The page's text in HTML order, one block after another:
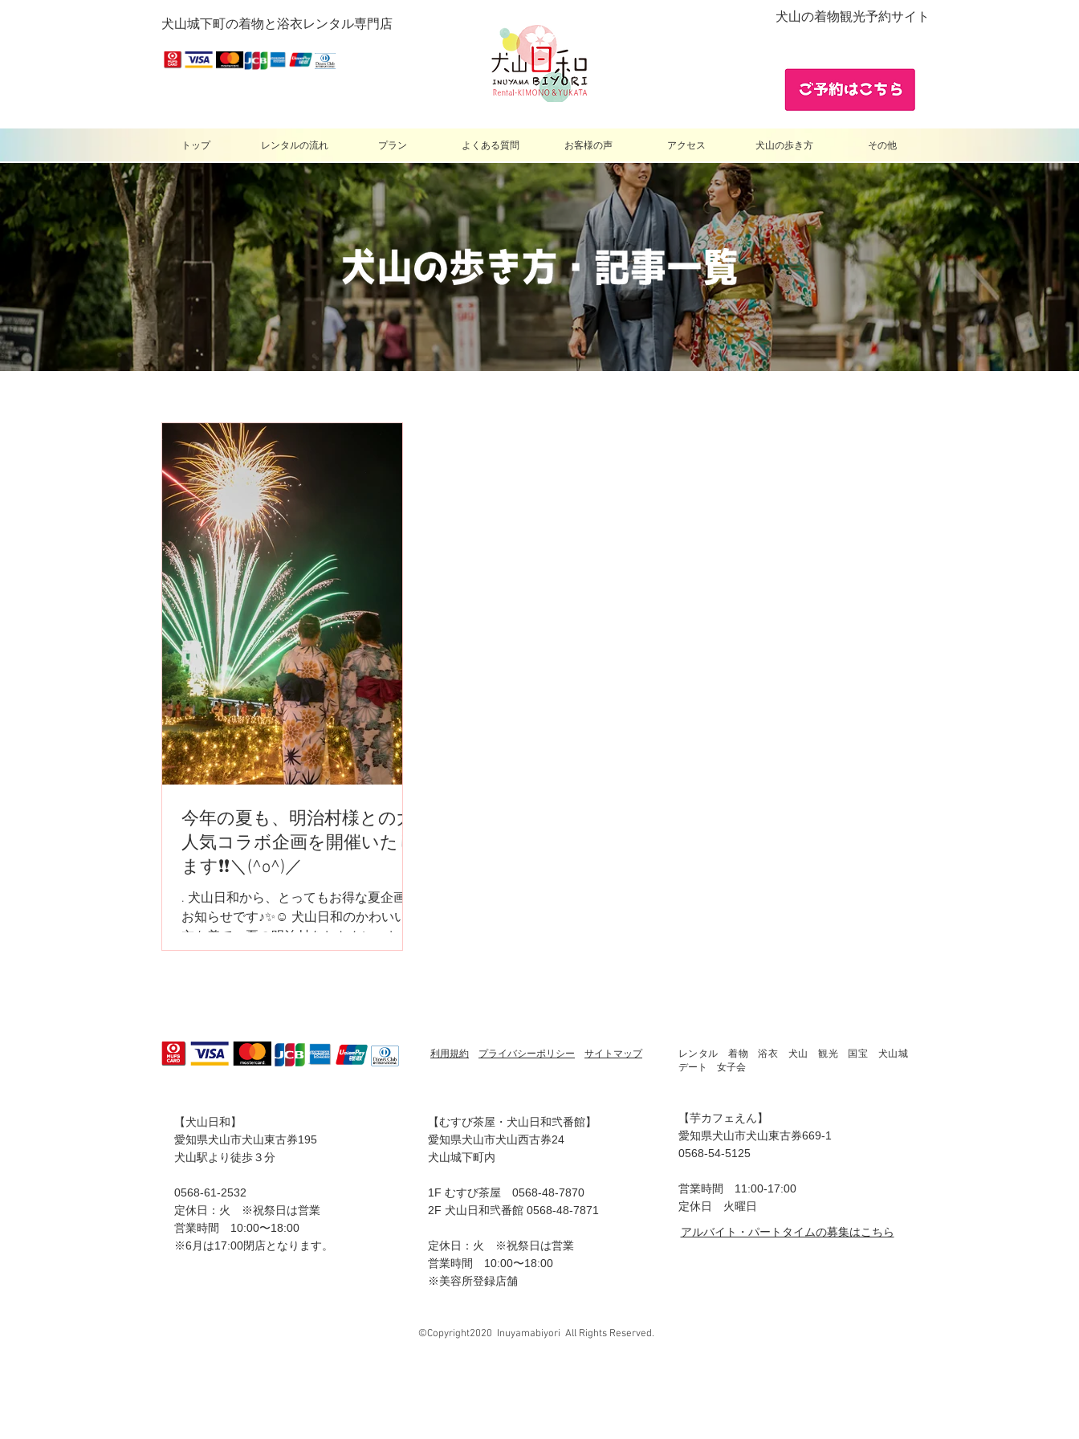
犬山城下町の着物と浴衣レンタル専門店
犬山の着物観光予約サイト
トップ レンタルの流れ プラン よくある質問 お客様の声 アクセス 犬山の歩き方 その他
今年の夏も、明治村様との大
人気コラボ企画を開催いたし
ます❗❗＼(^o^)／
. 犬山日和から、とってもお得な夏企画の
お知らせです♪✨☺️ 犬山日和のかわいい浴
衣を着て、夏の明治村をおトクに、おし
利用規約 プライバシーポリシー サイトマップ
レンタル 着物 浴衣 犬山 観光 国宝 犬山城
デート 女子会
【犬山日和】
愛知県犬山市犬山東古券195
犬山駅より徒歩３分
0568-61-2532
定休日：火 ※祝祭日は営業
営業時間 10:00〜18:00
​※6月は17:00閉店となります。
【むすび茶屋・犬山日和弐番館】
愛知県犬山市犬山西古券24
犬山城下町内
1F むすび茶屋 0568-48-7870
2F 犬山日和弐番館 0568-48-7871
定休日：火 ※祝祭日は営業
営業時間 10:00〜18:00
※美容所登録店舗
【芋カフェえん】
愛知県犬山市犬山東古券669-1
0568-54-5125
営業時間 11:00-17:00
定休日 火曜日
アルバイト・パートタイムの募集はこちら
©Copyright2020 Inuyamabiyori All Rights Reserved.